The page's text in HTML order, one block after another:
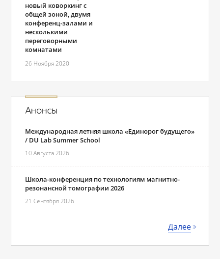
новый коворкинг с
общей зоной, двумя
конференц-залами и
несколькими
переговорными
комнатами
26 Ноября 2020
Анонсы
Международная летняя школа «Единорог будущего»
/ DU Lab Summer School
10 Августа 2026
Школа-конференция по технологиям магнитно-
резонансной томографии 2026
21 Сентября 2026
Далее